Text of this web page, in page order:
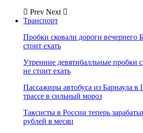
Prev Next
Транспорт
Пробки сковали дороги вечернего
стоит ехать
Утренние девятибалльные пробки
не стоит ехать
Пассажиры автобуса из Барнаула в
трассе в сильный мороз
Таксисты в России теперь
рублей в месяц